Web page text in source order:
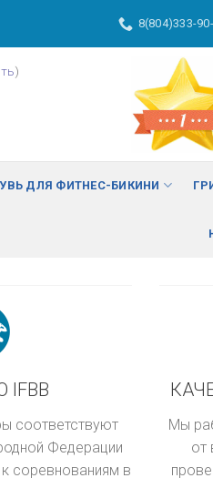
8(804)333-
)
ДЛЯ ФИТНЕС-БИКИНИ
IFBB
соответствуют
Федерации
соревнованиям в
Мы
от
МОСКВА изменить